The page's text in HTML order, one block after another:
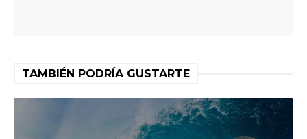
TAMBIÉN PODRÍA GUSTARTE